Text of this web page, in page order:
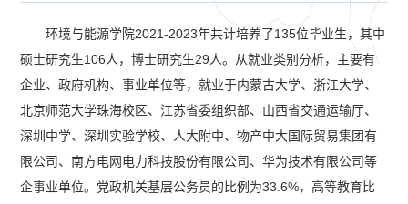
环境与能源学院2021-2023年共计培养了135位毕业生，其中
硕士研究生106人，博士研究生29人。从就业类别分析，主要有
企业、政府机构、事业单位等，就业于内蒙古大学、浙江大学、
北京师范大学珠海校区、江苏省委组织部、山西省交通运输厅、
深圳中学、深圳实验学校、人大附中、物产中大国际贸易集团有
限公司、南方电网电力科技股份有限公司、华为技术有限公司等
企事业单位。党政机关基层公务员的比例为33.6%，高等教育比